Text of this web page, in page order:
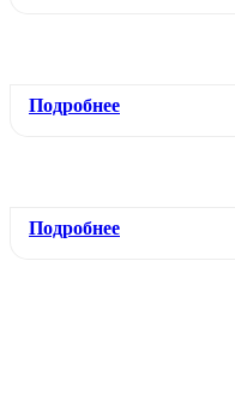
Подробнее
Подробнее